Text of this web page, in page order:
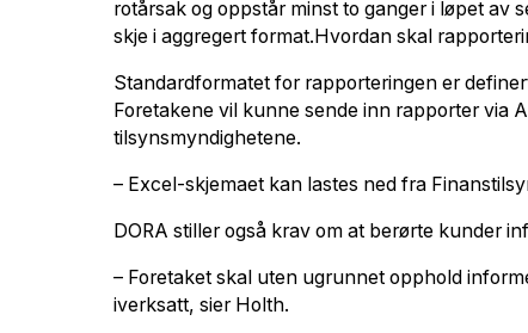
rotårsak og oppstår minst to ganger i løpet av
skje i aggregert format.Hvordan skal
Standardformatet for rapporteringen er
Foretakene vil kunne sende inn rapporter via
tilsynsmyndighetene.
– Excel-skjemaet kan lastes ned fra
DORA stiller også krav om at berørte kunder
– Foretaket skal uten ugrunnet opphold
iverksatt, sier Holth.